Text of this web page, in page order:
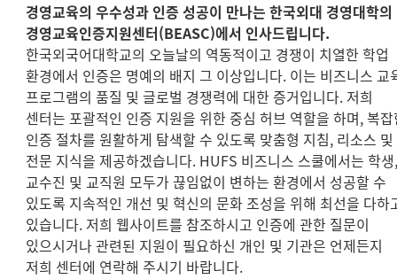
경영교육의 우수성과 인증 성공이 만나는 한국외대 경영대학의
경영교육인증지원센터(BEASC)에서 인사드립니다.
한국외국어대학교의 오늘날의 역동적이고 경쟁이 치열한 학업
환경에서 인증은 명예의 배지 그 이상입니다. 이는 비즈니스 교
프로그램의 품질 및 글로벌 경쟁력에 대한 증거입니다. 저희
센터는 포괄적인 인증 지원을 위한 중심 허브 역할을 하며, 복
인증 절차를 원활하게 탐색할 수 있도록 맞춤형 지침, 리소스 및
전문 지식을 제공하겠습니다. HUFS 비즈니스 스쿨에서는 학
교수진 및 교직원 모두가 끊임없이 변하는 환경에서 성공할 수
있도록 지속적인 개선 및 혁신의 문화 조성을 위해 최선을 다하
있습니다. 저희 웹사이트를 참조하시고 인증에 관한 질문이
있으시거나 관련된 지원이 필요하신 개인 및 기관은 언제든지
저희 센터에 연락해 주시기 바랍니다.